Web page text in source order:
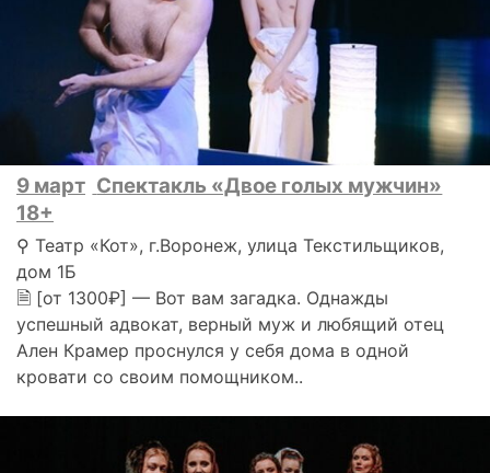
9 март Спектакль «Двое голых мужчин»
18+
⚲ Театр «Кот», г.Воронеж, улица Текстильщиков,
дом 1Б
🗎 [от 1300₽] — Вот вам загадка. Однажды
успешный адвокат, верный муж и любящий отец
Ален Крамер проснулся у себя дома в одной
кровати со своим помощником..